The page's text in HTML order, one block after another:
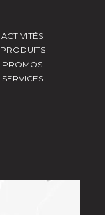
ACTIVITÉS
PRODUITS
PROMOS
SERVICES